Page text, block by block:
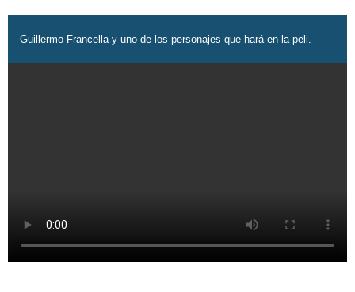
Guillermo Francella y uno de los personajes que hará en la peli.